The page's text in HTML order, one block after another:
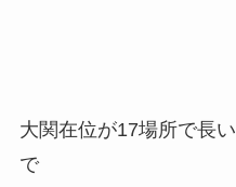
大関在位が17場所で長
で